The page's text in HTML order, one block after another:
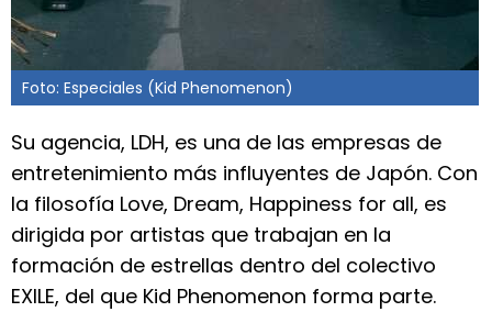
Foto: Especiales (Kid Phenomenon)
Su agencia, LDH, es una de las empresas de
entretenimiento más influyentes de Japón. Con
la filosofía Love, Dream, Happiness for all, es
dirigida por artistas que trabajan en la
formación de estrellas dentro del colectivo
EXILE, del que Kid Phenomenon forma parte.